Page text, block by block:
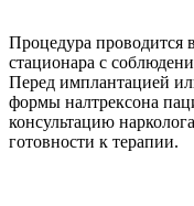
Процедура проводится
стационара с
Перед имплантацией
формы налтрексона
консультацию
готовности к терапии.